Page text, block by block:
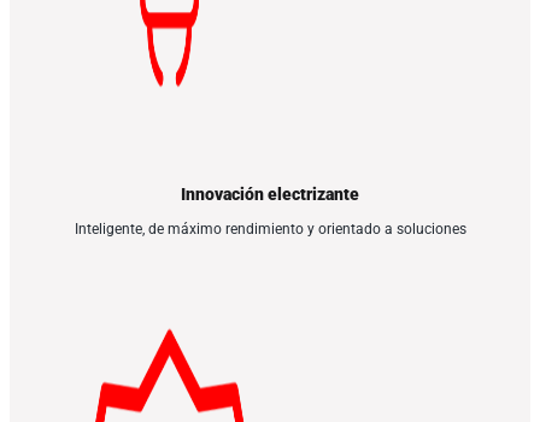
Innovación electrizante
Inteligente, de máximo rendimiento y orientado a soluciones